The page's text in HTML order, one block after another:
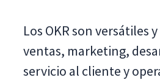
Los OKR son versátiles
ventas, marketing,
servicio al cliente y